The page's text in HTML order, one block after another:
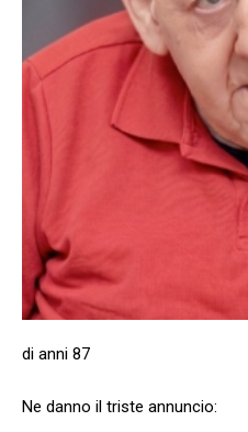
di anni 87
Ne danno il triste annuncio: